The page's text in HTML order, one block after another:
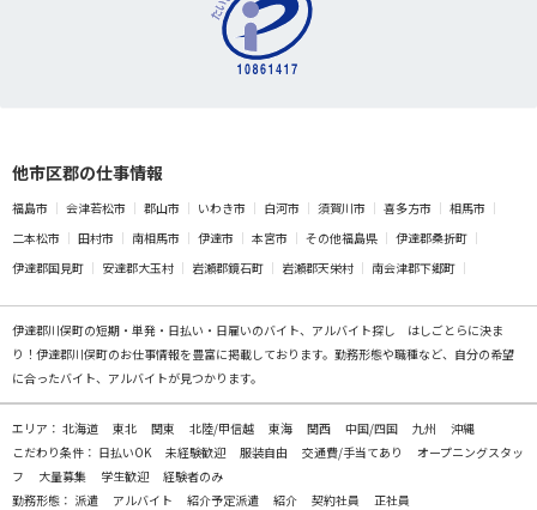
他市区郡の仕事情報
福島市 会津若松市 郡山市 いわき市 白河市 須賀川市 喜多方市
相馬市
二本松市
田村市 南相馬市 伊達市 本宮市 その他福島県
伊達郡桑折町
伊達郡国見町
安達郡大玉村 岩瀬郡鏡石町 岩瀬郡天栄村 南会津郡下郷町
伊達郡川俣町の短期・単発・日払い・日雇いのバイト、アルバイト探し
はしごとらに決ま
り！伊達郡川俣町のお仕事情報を豊富に掲載しております。勤務形態や職種など、自分の希望
に合ったバイト、アルバイトが見つかります。
エリア： 北海道 東北 関東 北陸/甲信越 東海 関西 中国/四国 九州
沖縄
こだわり条件： 日払いOK 未経験歓迎 服装自由 交通費/手当てあり
オープニングスタッ
フ
大量募集 学生歓迎
経験者のみ
勤務形態： 派遣 アルバイト 紹介予定派遣 紹介 契約社員 正社員